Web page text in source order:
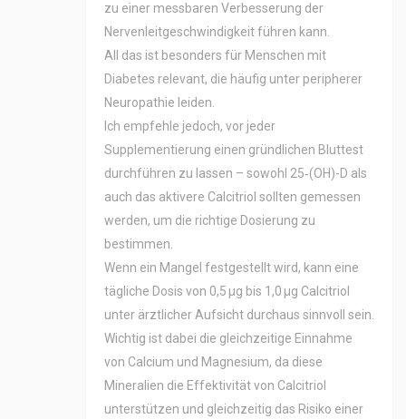
zu einer messbaren Verbesserung der
Nervenleitgeschwindigkeit führen kann.
All das ist besonders für Menschen mit
Diabetes relevant, die häufig unter peripherer
Neuropathie leiden.
Ich empfehle jedoch, vor jeder
Supplementierung einen gründlichen Bluttest
durchführen zu lassen – sowohl 25‑(OH)-D als
auch das aktivere Calcitriol sollten gemessen
werden, um die richtige Dosierung zu
bestimmen.
Wenn ein Mangel festgestellt wird, kann eine
tägliche Dosis von 0,5 µg bis 1,0 µg Calcitriol
unter ärztlicher Aufsicht durchaus sinnvoll sein.
Wichtig ist dabei die gleichzeitige Einnahme
von Calcium und Magnesium, da diese
Mineralien die Effektivität von Calcitriol
unterstützen und gleichzeitig das Risiko einer